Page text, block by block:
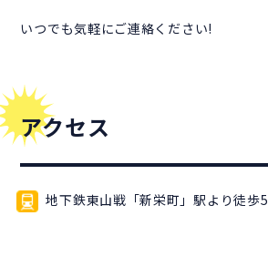
いつでも気軽にご連絡ください!
アクセス
地下鉄東山戦「新栄町」駅より徒歩